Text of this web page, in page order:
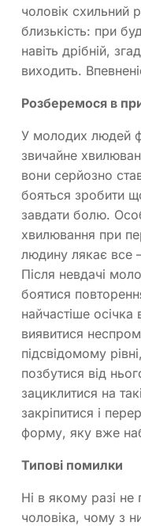
чоловік схильний
близькість: при
навіть дрібній,
виходить.
Розберемося в
У молодих людей
звичайне
вони серйозно
бояться зробити
завдати болю.
хвилювання при
людину лякає все
Після невдачі
боятися
найчастіше
виявитися
підсвідомому
позбутися від
зациклитися на
закріпитися і
форму, яку вже
Типові помилки
Ні в якому разі не
чоловіка, чому з